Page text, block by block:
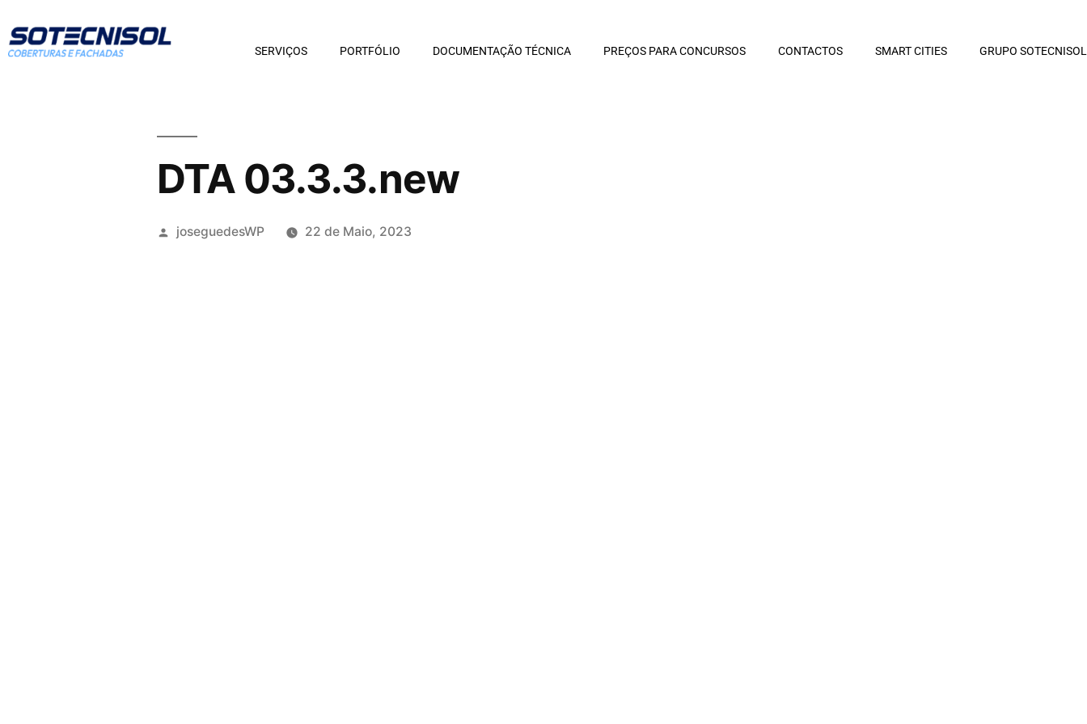
SERVIÇOS PORTFÓLIO DOCUMENTAÇÃO TÉCNICA PREÇOS PARA CONCURSOS CONTACTOS SMART CITIES GRUPO SOTECNISOL
DTA 03.3.3.new
joseguedesWP 22 de Maio, 2023